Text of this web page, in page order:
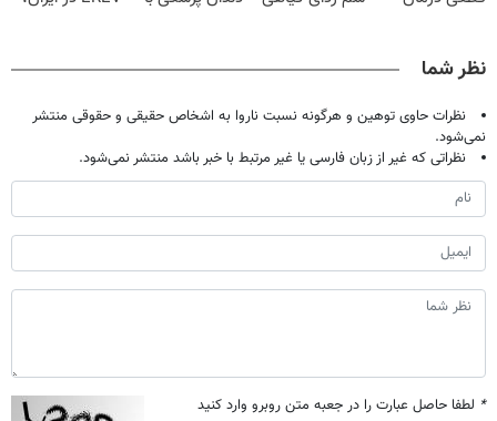
تخفیف)
نظر شما
نظرات حاوی توهین و هرگونه نسبت ناروا به اشخاص حقیقی و حقوقی منتشر
نمی‌شود.
نظراتی که غیر از زبان فارسی یا غیر مرتبط با خبر باشد منتشر نمی‌شود.
* لطفا حاصل عبارت را در جعبه متن روبرو وارد کنید